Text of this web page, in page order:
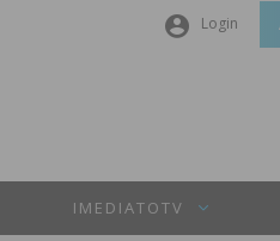
Login
IMEDIATOTV